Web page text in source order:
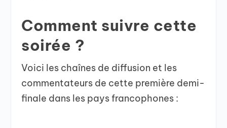
Comment suivre cette
soirée ?
Voici les chaînes de diffusion et les
commentateurs de cette première demi-
finale dans les pays francophones :